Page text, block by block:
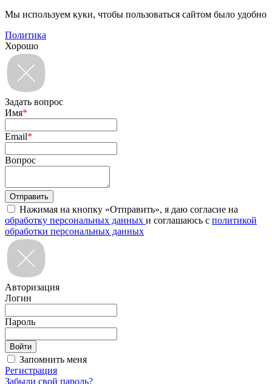
Мы используем куки, чтобы пользоваться сайтом было удобно
Политика
Хорошо
Задать вопрос
Имя*
Email*
Вопрос
Нажимая на кнопку «Отправить», я даю согласие на
обработку персональных данных и соглашаюсь с политикой
обработки персональных данных
Авторизация
Логин
Пароль
Запомнить меня
Регистрация
Забыли свой пароль?